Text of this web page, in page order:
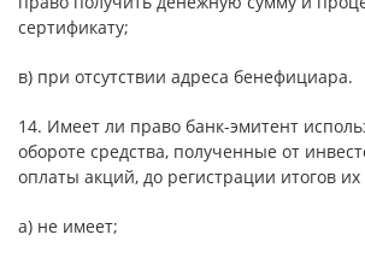
сертификату;
в) при отсутствии адреса бенефициара.
14. Имеет ли право банк-эмитент
обороте средства, полученные от
оплаты акций, до регистрации итогов их
а) не имеет;